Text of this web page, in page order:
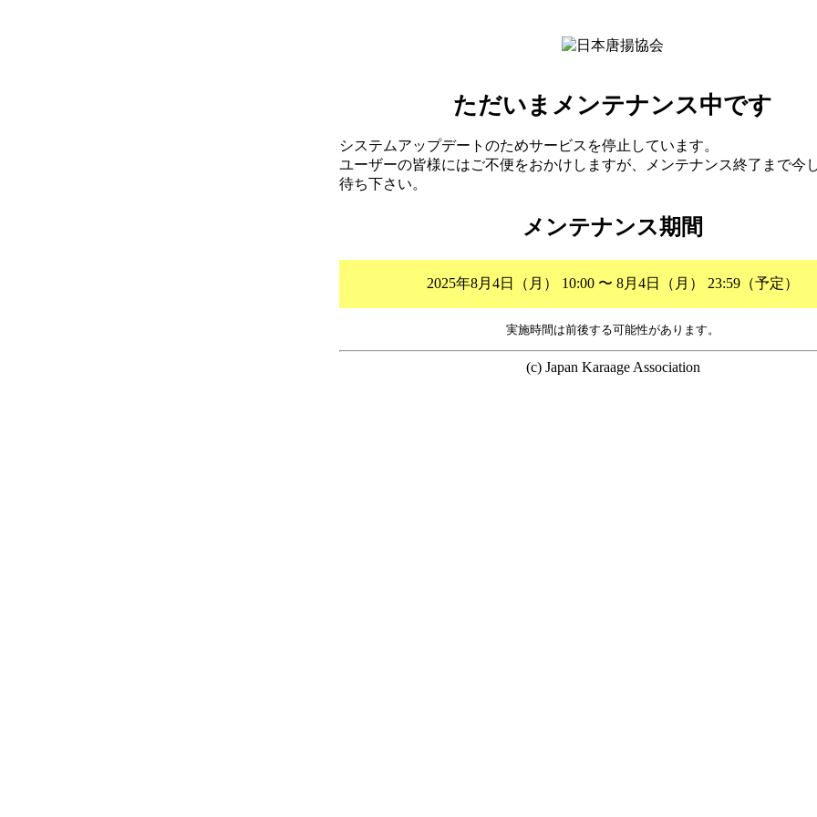
ただいまメンテナンス中です
システムアップデートのためサービスを停止しています。
ユーザーの皆様にはご不便をおかけしますが、メンテナンス終了まで今
待ち下さい。
メンテナンス期間
2025年8月4日（月） 10:00 〜 8月4日（月） 23:59（予定）
実施時間は前後する可能性があります。
(c) Japan Karaage Association